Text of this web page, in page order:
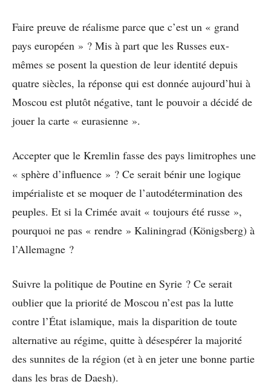
Faire preuve de réalisme parce que c’est un « grand
pays européen » ? Mis à part que les Russes eux-
mêmes se posent la question de leur identité depuis
quatre siècles, la réponse qui est donnée aujourd’hui à
Moscou est plutôt négative, tant le pouvoir a décidé de
jouer la carte « eurasienne ».
Accepter que le Kremlin fasse des pays limitrophes une
« sphère d’influence » ? Ce serait bénir une logique
impérialiste et se moquer de l’autodétermination des
peuples. Et si la Crimée avait « toujours été russe »,
pourquoi ne pas « rendre » Kaliningrad (Königsberg) à
l’Allemagne ?
Suivre la politique de Poutine en Syrie ? Ce serait
oublier que la priorité de Moscou n’est pas la lutte
contre l’État islamique, mais la disparition de toute
alternative au régime, quitte à désespérer la majorité
des sunnites de la région (et à en jeter une bonne partie
dans les bras de Daesh).